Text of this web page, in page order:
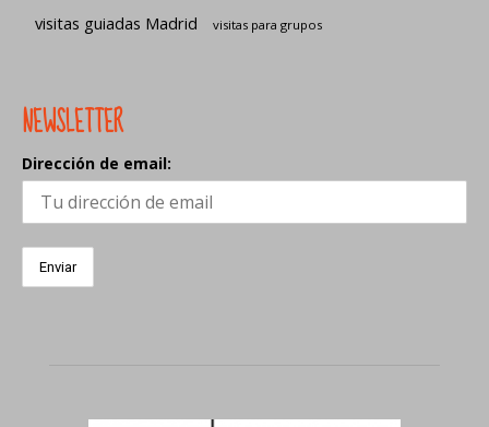
visitas guiadas Madrid visitas para grupos
NEWSLETTER
Dirección de email: